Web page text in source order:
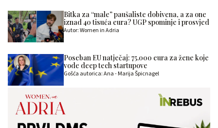
Bitka za “male” paušaliste dobivena, a za one
iznad 40 tisuća eura? UGP spominje i prosvjed
Autor: Women in Adria
Poseban EU natječaj: 75.000 eura za žene koje
vode deep tech startupove
Gošća autorica: Ana - Marija Špicnagel